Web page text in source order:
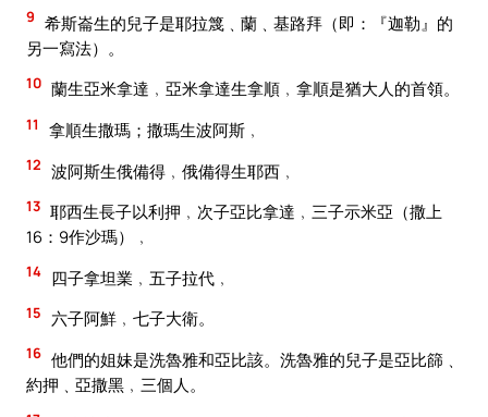
9 希斯崙生的兒子是耶拉篾﹑蘭﹑基路拜（即：『迦勒』的
另一寫法）。
10 蘭生亞米拿達﹐亞米拿達生拿順﹐拿順是猶大人的首領。
11 拿順生撒瑪；撒瑪生波阿斯﹐
12 波阿斯生俄備得﹐俄備得生耶西﹐
13 耶西生長子以利押﹐次子亞比拿達﹐三子示米亞（撒上
16：9作沙瑪）﹐
14 四子拿坦業﹐五子拉代﹐
15 六子阿鮮﹐七子大衛。
16 他們的姐妹是洗魯雅和亞比該。洗魯雅的兒子是亞比篩﹑
約押﹑亞撒黑﹐三個人。